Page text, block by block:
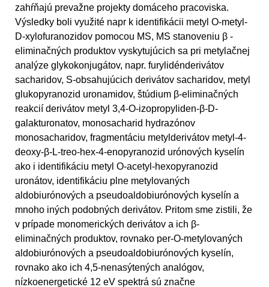
zahŕňajú prevažne projekty domáceho pracoviska.
Výsledky boli využité napr k identifikácii metyl O-metyl-
D-xylofuranozidov pomocou MS, MS stanoveniu β -
eliminačných produktov vyskytujúcich sa pri metylačnej
analýze glykokonjugátov, napr. furylidénderivátov
sacharidov, S-obsahujúcich derivátov sacharidov, metyl
glukopyranozid uronamidov, štúdium β-eliminačných
reakcií derivátov metyl 3,4-O-izopropyliden-β-D-
galakturonatov, monosacharid hydrazónov
monosacharidov, fragmentáciu metylderivátov metyl-4-
deoxy-β-L-treo-hex-4-enopyranozid urónových kyselín
ako i identifikáciu metyl O-acetyl-hexopyranozid
uronátov, identifikáciu plne metylovaných
aldobiurónových a pseudoaldobiurónových kyselín a
mnoho iných podobných derivátov. Pritom sme zistili, že
v prípade monomerických derivátov a ich β-
eliminačných produktov, rovnako per-O-metylovaných
aldobiurónových a pseudoaldobiurónových kyselín,
rovnako ako ich 4,5-nenasýtených analógov,
nízkoenergetické 12 eV spektrá sú značne